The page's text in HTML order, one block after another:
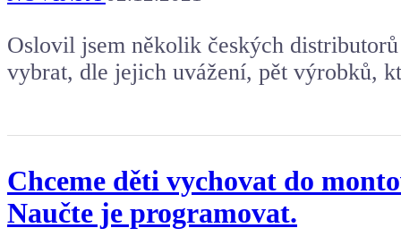
Oslovil jsem několik českých
vybrat, dle jejich uvážení, pět výrobků,
Chceme děti vychovat do
Naučte je programovat.